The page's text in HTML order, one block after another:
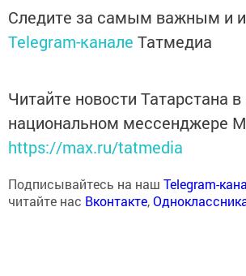
Следите за самым важным и
Telegram-канале Татмедиа
Читайте новости Татарстана в
национальном мессенджере
https://max.ru/tatmedia
Подписывайтесь на наш Telegram-
читайте нас Вконтакте,